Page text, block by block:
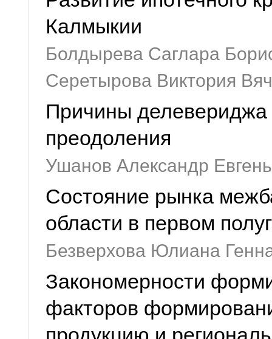
Калмыкии
Болдырева Саглара
Серетырова Виктория
Причины делевериджа
преодоления
Ушанов Александр
Состояние рынка
области в первом
Безверхова Юлиана
Закономерности
факторов